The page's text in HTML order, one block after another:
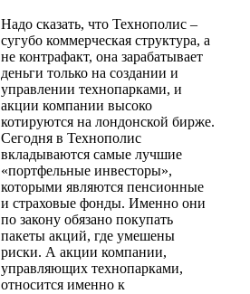
Надо сказать, что Технополис –
сугубо коммерческая структура, а
не контрафакт, она зарабатывает
деньги только на создании и
управлении технопарками, и
акции компании высоко
котируются на лондонской бирже.
Сегодня в Технополис
вкладываются самые лучшие
«портфельные инвесторы»,
которыми являются пенсионные
и страховые фонды. Именно они
по закону обязано покупать
пакеты акций, где умешены
риски. А акции компании,
управляющих технопарками,
относится именно к